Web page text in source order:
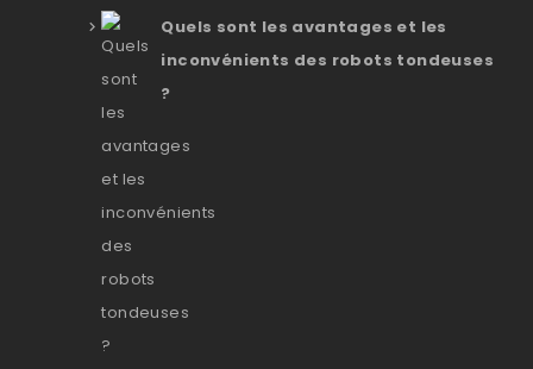
Quels sont les avantages et les
inconvénients des robots tondeuses
?